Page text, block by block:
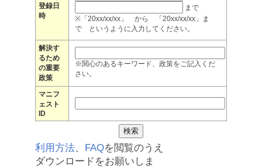
登録日
時
まで
※「20xx/xx/xx」 から 「20xx/xx/xx」ま
で というように入力してください。
解決す
るため
の重要
政策
※関心のあるキーワード、政策をご記入くだ
さい。
マニフ
ェスト
ID
利用方法、 FAQを閲覧のうえ
ダウンロードをお願いしま